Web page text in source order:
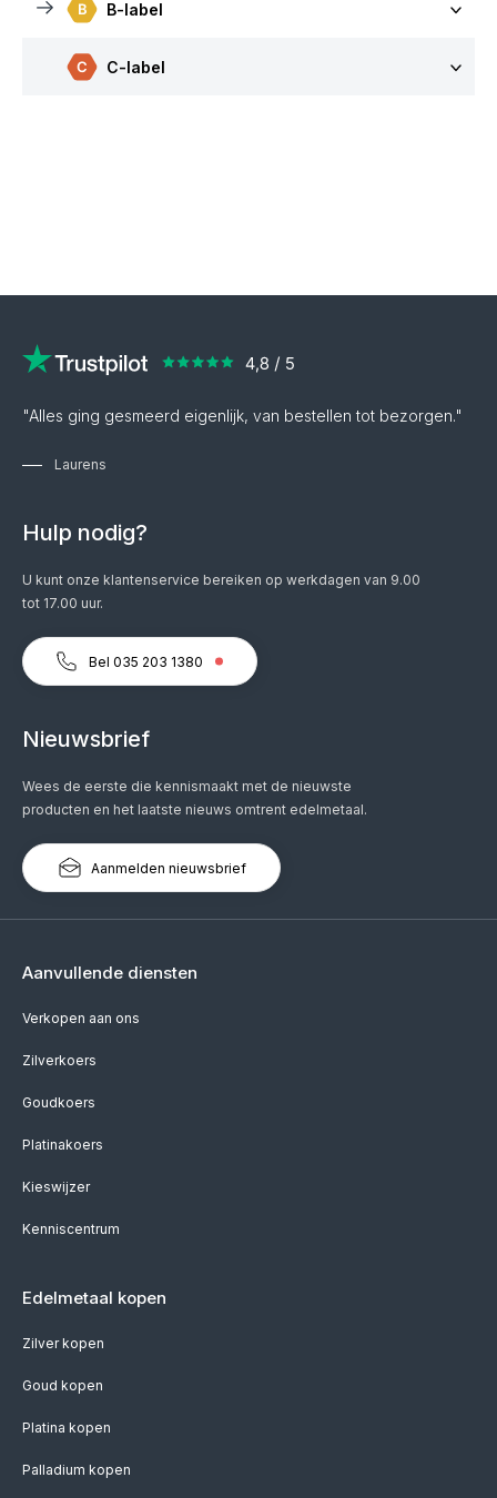
B-label
C-label
"Alles ging gesmeerd eigenlijk, van bestellen tot bezorgen."
Laurens
Hulp nodig?
U kunt onze klantenservice bereiken op werkdagen van 9.00
tot 17.00 uur.
Bel 035 203 1380
Nieuwsbrief
Wees de eerste die kennismaakt met de nieuwste
producten en het laatste nieuws omtrent edelmetaal.
Aanmelden nieuwsbrief
Aanvullende diensten
Verkopen aan ons
Zilverkoers
Goudkoers
Platinakoers
Kieswijzer
Kenniscentrum
Edelmetaal kopen
Zilver kopen
Goud kopen
Platina kopen
Palladium kopen